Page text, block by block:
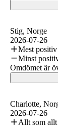
Stig, Norge
2026-07-26
Mest
Minst
Omdömet är
Charlotte,
2026-07-26
Allt som allt